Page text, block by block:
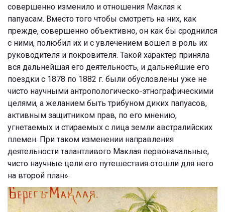
совершенно изменило и отношения Маклая к
папуасам. Вместо того чтобы смотреть на них, как
прежде, совершенно объективно, он как бы сроднился
с ними, полюбил их и с увлечением вошел в роль их
руководителя и покровителя. Такой характер приняла
вся дальнейшая его деятельность, и дальнейшие его
поездки с 1878 по 1882 г. были обусловлены уже не
чисто научными антропологическо-этнографическими
целями, а желанием быть трибуном диких папуасов,
активным защитником прав, по его мнению,
угнетаемых и стираемых с лица земли австралийских
племен. При таком изменении направления
деятельности талантливого Маклая первоначальные,
чисто научные цели его путешествия отошли для него
на второй план».